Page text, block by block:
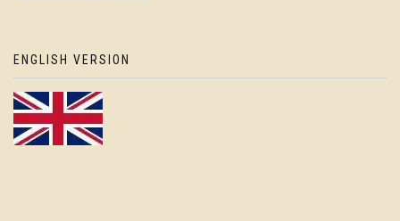
ENGLISH VERSION